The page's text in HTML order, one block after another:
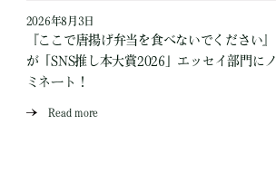
2026年8月3日
『ここで唐揚げ弁当を食べないでください』
が「SNS推し本大賞2026」エッセイ部門にノ
ミネート！
Read more